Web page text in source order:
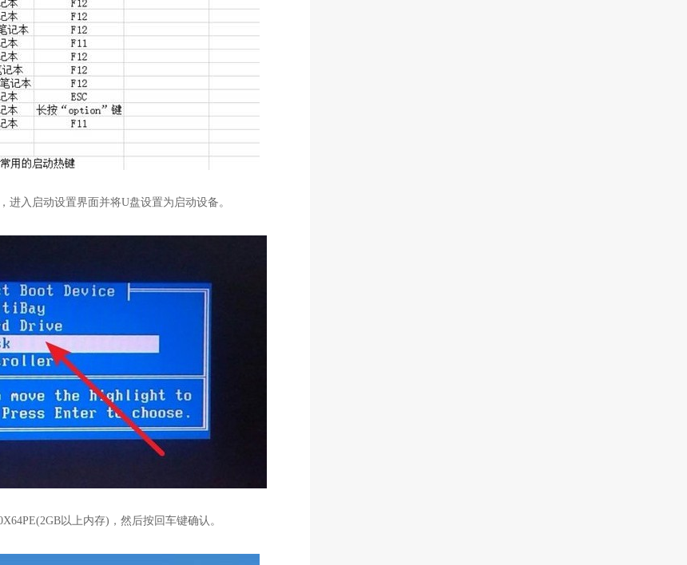
进入启动设置界面并将U盘设置为启动设备。
以上内存) ，然后按回车键确认。